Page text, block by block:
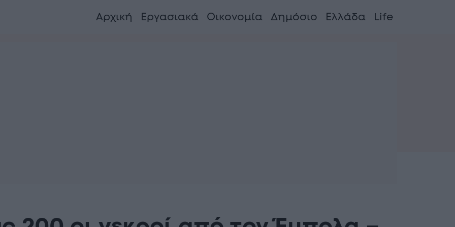
Αρχική
Εργασιακά Οικονομία Δημόσιο Ελλάδα Life